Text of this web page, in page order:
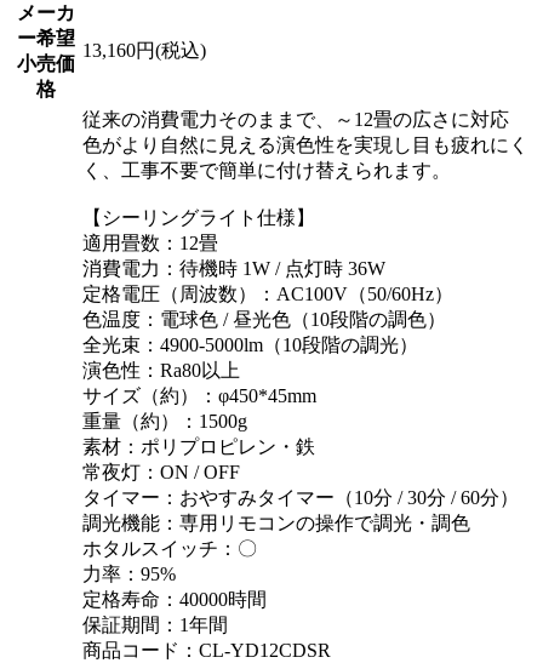
メーカ
ー希望
小売価
格
13,160円(税込)
従来の消費電力そのままで、～12畳の広さに対応
色がより自然に見える演色性を実現し目も疲れにく
く、工事不要で簡単に付け替えられます。
【シーリングライト仕様】
適用畳数：12畳
消費電力：待機時 1W / 点灯時 36W
定格電圧（周波数）：AC100V（50/60Hz）
色温度：電球色 / 昼光色（10段階の調色）
全光束：4900-5000lm（10段階の調光）
演色性：Ra80以上
サイズ（約）：φ450*45mm
重量（約）：1500g
素材：ポリプロピレン・鉄
常夜灯：ON / OFF
タイマー：おやすみタイマー（10分 / 30分 / 60分）
調光機能：専用リモコンの操作で調光・調色
ホタルスイッチ：〇
力率：95%
定格寿命：40000時間
保証期間：1年間
商品コード：CL-YD12CDSR